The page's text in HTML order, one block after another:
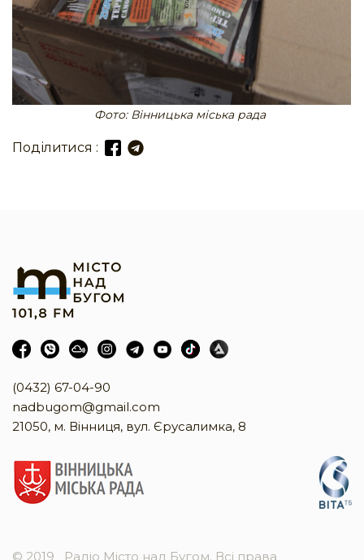
Фото: Вінницька міська рада
Поділитися :
(0432) 67-04-90
nadbugom@gmail.com
21050, м. Вінниця, вул. Єрусалимка, 8
© 2019 Радіо Місто над Бугом. Всі права